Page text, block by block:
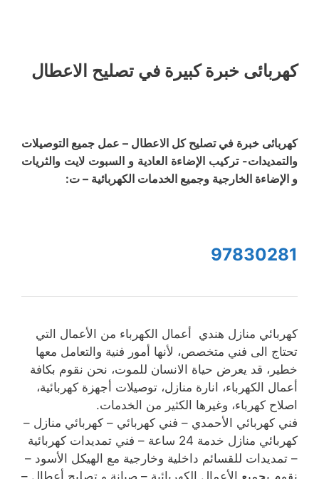
كهربائى خبرة كبيرة في تصليح الاعطال
كهربائى خبرة في تصليح كل الاعطال – عمل جميع التوصيلات
والتمديدات- تركيب الإضاءة العادية و السبوت لايت والثريات
و الإضاءة الخارجية وجميع الخدمات الكهربائية – ت:
97830281
كهربائي منازل هندي أعمال الكهرباء من الأعمال التي
تحتاج الى فني متخصص، لأنها أمور فنية والتعامل معها
خطير، قد يعرض حياة الانسان للموت، نحن نقوم بكافة
أعمال الكهرباء، انارة منازل، توصيلات أجهزة كهربائية،
اصلاح كهرباء، وغيرها الكثير من الخدمات.
فني كهربائي الأحمدي – فني كهربائي – كهربائي منازل –
كهربائي منازل خدمة 24 ساعة – فني تمديدات كهربائية
– تمديدات للقسائم داخلية وخارجية مع الهيكل الأسود –
نقوم بجميع الأعمال الكهربائية – صيانة و تصليح أعطال –